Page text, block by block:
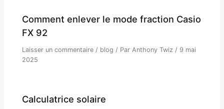
Comment enlever le mode fraction Casio
FX 92
Laisser un commentaire / blog / ParAnthony Twiz/ 9 mai
2025
Calculatrice solaire